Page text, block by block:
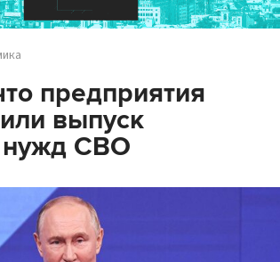
предприятия
выпуск
нужд СВО